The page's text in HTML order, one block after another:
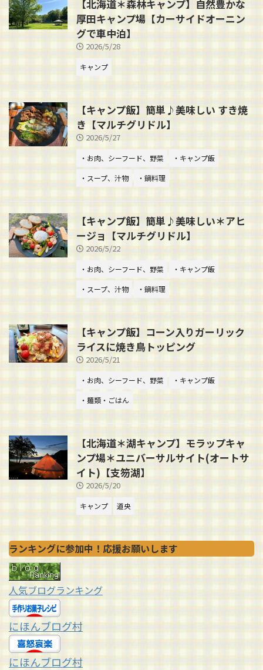
【北海道＊森林キャンプ】自然豊かな
厚田キャンプ場【カーサイドオーニン
グで車中泊】
2026/5/28
キャンプ
【キャンプ飯】簡単♪美味しい すき焼
き【マルチグリドル】
2026/5/27
・お肉、シーフード、野菜
・キャンプ飯
・スープ、汁物
・鍋料理
【キャンプ飯】簡単♪美味しい＊アヒ
ージョ【マルチグリドル】
2026/5/22
・お肉、シーフード、野菜
・キャンプ飯
・スープ、汁物
・鍋料理
【キャンプ飯】コーン入りガーリック
ライスに焼き鳥トッピング
2026/5/21
・お肉、シーフード、野菜
・キャンプ飯
・麺類・ごはん
【北海道＊湖キャンプ】モラップキャ
ンプ場＊ユニバーサルサイト(オートサ
イト)【支笏湖】
2026/5/20
キャンプ 道央
ランキングに参加中！応援お願いします
人気ブログランキング
にほんブログ村
にほんブログ村